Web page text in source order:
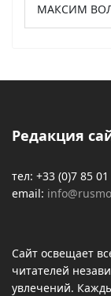
МАКСИМ
Редакция
тел: +33 (0)7 85
email:
Сайт освещает
читателей
увлечений.